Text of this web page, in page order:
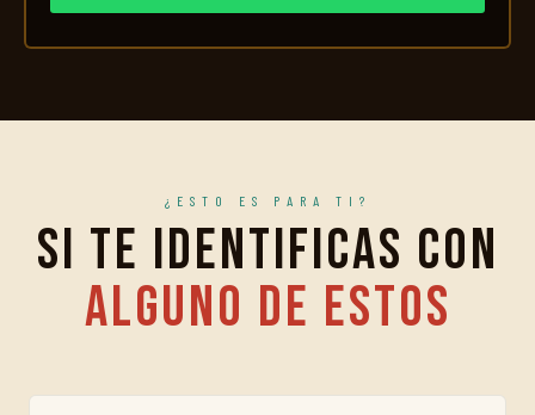
¿ESTO ES PARA TI?
Si te identificas con
alguno de estos